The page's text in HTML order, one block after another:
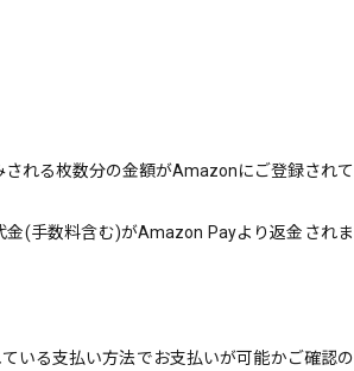
れる枚数分の金額がAmazonにご登録されて
(手数料含む)がAmazon Payより返金されま
いる支払い方法でお支払いが可能かご確認の